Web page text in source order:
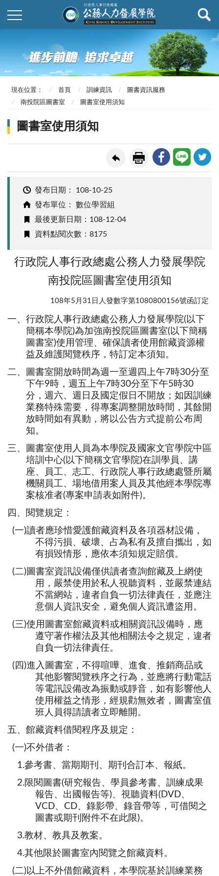
現在位置： 首頁 訓練資訊
圖書資訊服務
南投院區圖書室
圖書室使用須知
圖書室使用須知
發布日期： 108-10-25
發布單位： 數位學習組
最後更新日期：108-12-04
資料點閱次數：8175
行政院人事行政總處公務人力發展學院
南投院區圖書室使用須知
108年5月31日人發數字第1080800156號函訂定
一、行政院人事行政總處公務人力發展學院(以下
簡稱本學院)為加強南投院區圖書室(以下簡稱
圖書室)使用管理、確保讀者使用館藏資源權
益及維護閱覽秩序，特訂定本須知。
二、圖書室開放時間為週一至週四上午7時30分至
下午9時，週五上午7時30分至下午5時30
分，週六、週日及國定假日不開放；如因訓練
業務特殊需要，得專案調整開放時間，其餘開
放時間如有異動，將以公告方式提前公布周
知。
三、圖書室使用人員為本學院及國家文官學院中區
培訓中心(以下簡稱文官學院)在訓學員、講
座、員工、志工、行政院人事行政總處暨所屬
機關員工、場地借用案人員及其他經本學院專
案核准者(專案申請表如附件)。
四、閱覽規定：
(一)讀者應珍惜愛護館藏資料及各項器材設備，
不得污損、破壞、占為私有及擅自攜出，如
有損毀情形，應依本須知規定賠償。
(二)圖書室資訊設備僅供讀者查詢館藏及上網使
用，嚴禁使用於私人視聽資料，並嚴禁連結
不當網站，違者自負一切法律責任，並應注
意個人資訊安全，避免個人資訊遭盜用。
(三)使用圖書室館藏資料或相關資訊設備時，應
遵守著作權法及其他相關法令之規定，違者
自負一切法律責任。
(四)進入圖書室，不得喧嘩、進食、推銷商品或
其他影響閱覽秩序之行為，並應將行動電話
等電訊設備改為振動或靜音，如有影響他人
使用權益之情形，經規勸無效者，圖書室值
班人員得請讀者立即離開。
五、館藏資料借閱程序及規定：
(一)不外借者：
1.參考書、當期期刊、期刊合訂本、報紙。
2.限閱圖書(研究報告、學員參考書、訓練成果
報告、出國報告等)、視聽資料(DVD、
VCD、CD、錄影帶、錄音帶等，可借閱之
圖書或期刊附件不在此限)。
3.教材、教具及教案。
4.其他限於圖書室內閱覽之館藏資料。
(二)以上不外借館藏資料，本學院基於訓練業務